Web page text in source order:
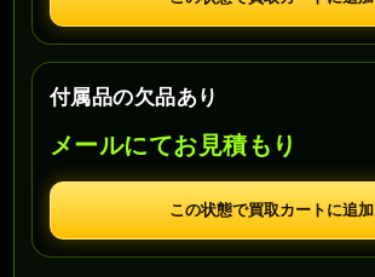
付属品の欠品あり
メールにてお見積もり
この状態で買取カートに追加